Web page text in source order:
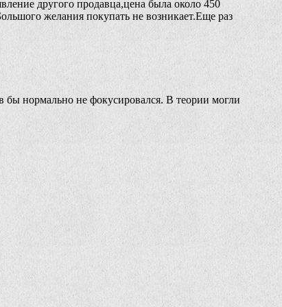
другого продавца,цена была около 450
желания покупать не возникает.Еще раз
нормально не фокусировался. В теории могли